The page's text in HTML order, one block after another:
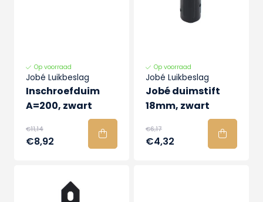
Op voorraad
Jobé Luikbeslag
Inschroefduim
A=200, zwart
€11,14
€8,92
Op voorraad
Jobé Luikbeslag
Jobé duimstift
18mm, zwart
€6,17
€4,32